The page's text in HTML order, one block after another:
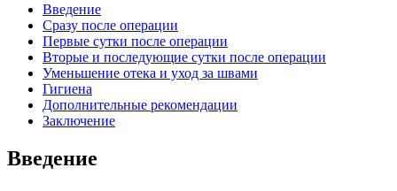
Введение
Сразу после операции
Первые сутки после операции
Вторые и последующие сутки после операции
Уменьшение отека и уход за швами
Гигиена
Дополнительные рекомендации
Заключение
Введение